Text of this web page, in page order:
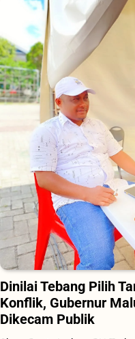
Dinilai Tebang Pilih
Konflik, Gubernur
Dikecam Publik